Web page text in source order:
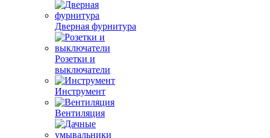
Дверная фурнитура
Розетки и
выключатели
Инструмент
Вентиляция